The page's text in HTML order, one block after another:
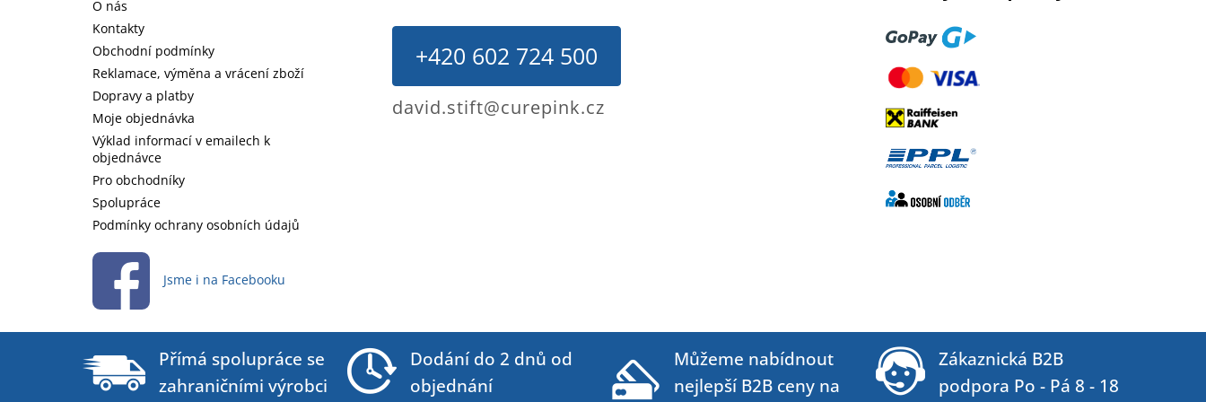
O nás
Kontakty
Obchodní podmínky
Reklamace, výměna a vrácení zboží
Dopravy a platby
Moje objednávka
Výklad informací v emailech k
objednávce
Pro obchodníky
Spolupráce
Podmínky ochrany osobních údajů
Jsme i na Facebooku
+420 602 724 500
david.stift@curepink.cz
Přímá spolupráce se
zahraničními výrobci
Dodání do 2 dnů od
objednání
Můžeme nabídnout
nejlepší B2B ceny na
Zákaznická B2B
podpora Po - Pá 8 - 18